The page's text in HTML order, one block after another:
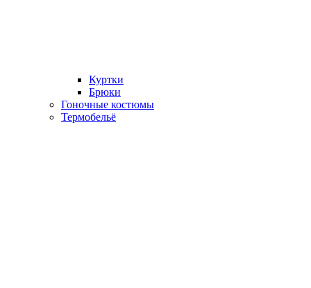
Куртки
Брюки
Гоночные костюмы
Термобельё